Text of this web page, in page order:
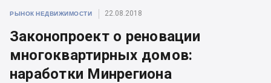
РЫНОК НЕДВИЖИМОСТИ 22.08.2018
Законопроект о реновации
многоквартирных домов:
наработки Минрегиона